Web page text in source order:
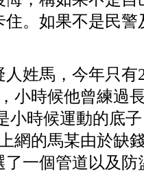
。如果不是民
姓馬，今年只
小時候他曾練過
小時候運動的底
網的馬某由於缺
一個管道以及